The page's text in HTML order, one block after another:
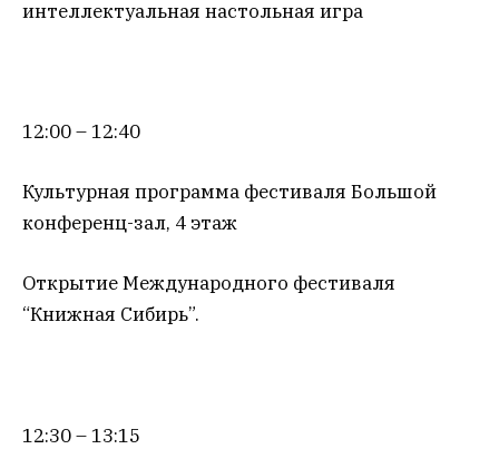
интеллектуальная настольная игра
12:00 – 12:40
Культурная программа фестиваля Большой
конференц-зал, 4 этаж
Открытие Международного фестиваля
“Книжная Сибирь”.
12:30 – 13:15